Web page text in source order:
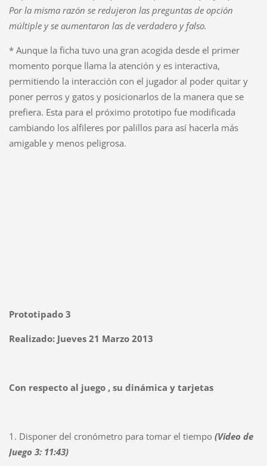
Por la misma razón se redujeron las preguntas de opción
múltiple y se aumentaron las de verdadero y falso.
* Aunque la ficha tuvo una gran acogida desde el primer
momento porque llama la atención y es interactiva,
permitiendo la interacción con el jugador al poder quitar y
poner perros y gatos y posicionarlos de la manera que se
prefiera. Esta para el próximo prototipo fue modificada
cambiando los alfileres por palillos para así hacerla más
amigable y menos peligrosa.
Prototipado 3
Realizado: Jueves 21 Marzo 2013
Con respecto al juego , su dinámica y tarjetas
1. Disponer del cronómetro para tomar el tiempo (Video de
Juego 3: 11:43)